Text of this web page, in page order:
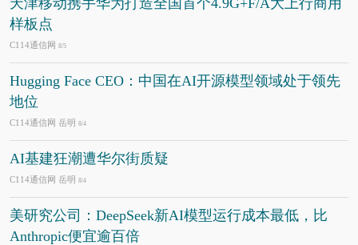
天津移动携手华为打造全国首个4.9G+F/A大上行商用
样板点
C114通信网 8/5
Hugging Face CEO：中国在AI开源模型领域处于领先
地位
C114通信网 岳明 8/4
AI基建狂潮遭华尔街质疑
C114通信网 岳明 8/4
美研究公司：DeepSeek新AI模型运行成本最低，比
Anthropic便宜逾百倍